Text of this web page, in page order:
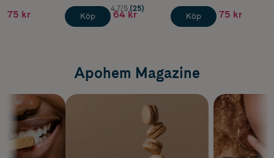
75 kr Köp
4.7/5 (25)
64 kr Köp 75 kr
Apohem Magazine